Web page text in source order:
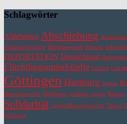
Schlagwörter
Ablehnung Abschiebung Antifaschist
Ausländerbehörde Behördenwatch belouch
DEPORTATION Deutschland
Flüchtlingsunterkünfte Freiheit
Göttingen Hamburg human
Menschenrechte Mittelmeer poskarte racism Rathaus
Solidarität TagDerMenschenrechte Türkei
Wohnung